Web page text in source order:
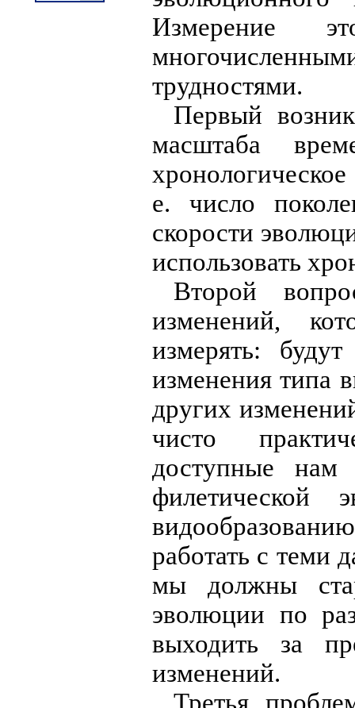
Измерение
трудностями.
Первый
масштаба
е. число
скорости
использовать
Второй
изменений,
измерять:
изменения типа
других
чисто
доступные
работать с теми
мы должны
эволюции по
выходить за
изменений.